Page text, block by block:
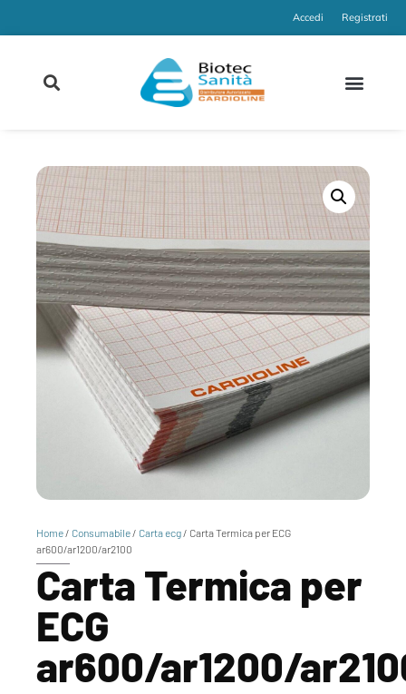
Accedi Registrati
Home / Consumabile / Carta ecg / Carta Termica per ECG
ar600/ar1200/ar2100
Carta Termica per
ECG
ar600/ar1200/